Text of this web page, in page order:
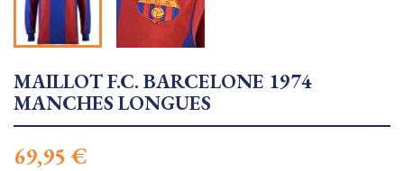
MAILLOT F.C. BARCELONE 1974
MANCHES LONGUES
69,95 €